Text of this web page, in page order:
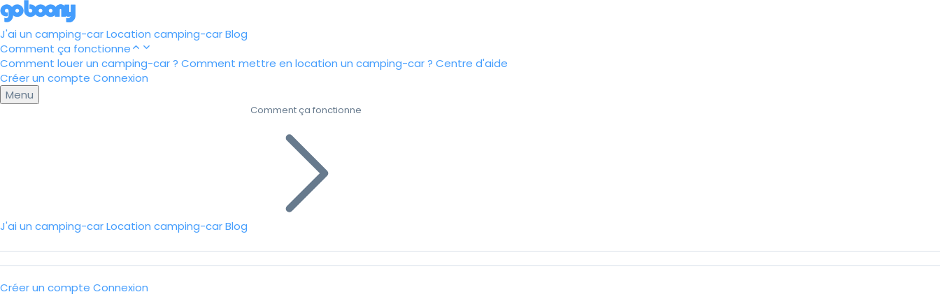
J'ai un camping-carLocation camping-carBlog
Comment ça fonctionne
Comment louer un camping-car ? Comment mettre en location un camping-car ? Centre d'aide
Créer un compte Connexion
Menu
J'ai un camping-carLocation camping-carBlog
Comment ça fonctionne
Créer un compte Connexion